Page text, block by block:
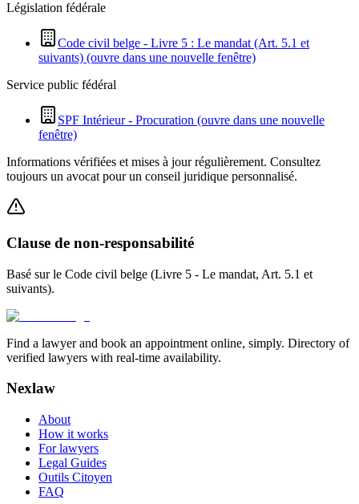
Législation fédérale
Code civil belge - Livre 5 : Le mandat (Art. 5.1 et
suivants) (ouvre dans une nouvelle fenêtre)
Service public fédéral
SPF Intérieur - Procuration (ouvre dans une nouvelle
fenêtre)
Informations vérifiées et mises à jour régulièrement. Consultez
toujours un avocat pour un conseil juridique personnalisé.
Clause de non-responsabilité
Basé sur le Code civil belge (Livre 5 - Le mandat, Art. 5.1 et
suivants).
Find a lawyer and book an appointment online, simply. Directory of
verified lawyers with real-time availability.
Nexlaw
About
How it works
For lawyers
Legal Guides
Outils Citoyen
FAQ